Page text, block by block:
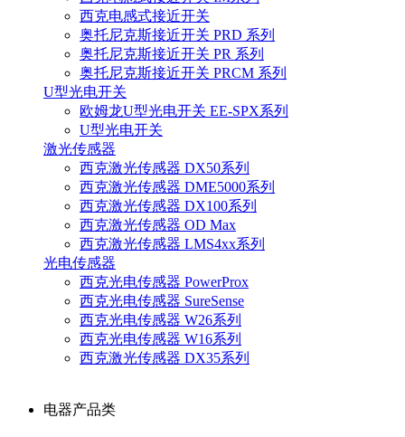
西克电感式接近开关
奥托尼克斯接近开关 PRD 系列
奥托尼克斯接近开关 PR 系列
奥托尼克斯接近开关 PRCM 系列
U型光电开关
欧姆龙U型光电开关 EE-SPX系列
U型光电开关
激光传感器
西克激光传感器 DX50系列
西克激光传感器 DME5000系列
西克激光传感器 DX100系列
西克激光传感器 OD Max
西克激光传感器 LMS4xx系列
光电传感器
西克光电传感器 PowerProx
西克光电传感器 SureSense
西克光电传感器 W26系列
西克光电传感器 W16系列
西克激光传感器 DX35系列
电器产品类